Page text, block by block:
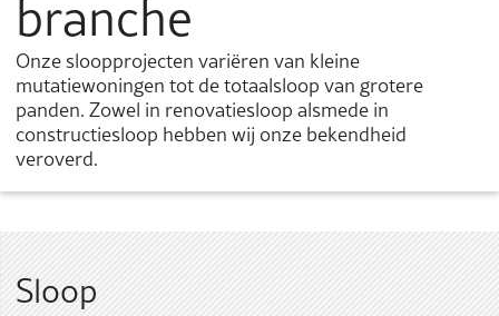
branche
Onze sloopprojecten variëren van kleine
mutatiewoningen tot de totaalsloop van grotere
panden. Zowel in renovatiesloop alsmede in
constructiesloop hebben wij onze bekendheid
veroverd.
Sloop